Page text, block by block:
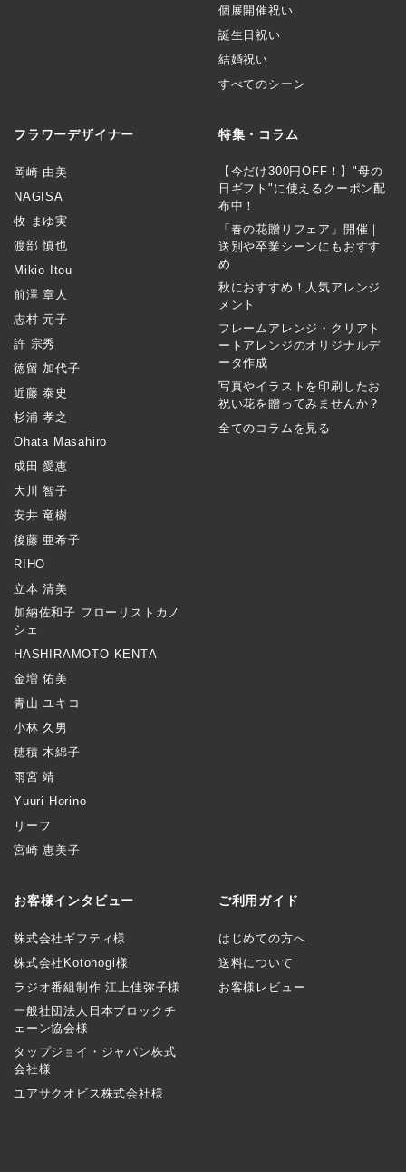
個展開催祝い
誕生日祝い
結婚祝い
すべてのシーン
フラワーデザイナー
岡崎 由美
NAGISA
牧 まゆ実
渡部 慎也
Mikio Itou
前澤 章人
志村 元子
許 宗秀
徳留 加代子
近藤 泰史
杉浦 孝之
Ohata Masahiro
成田 愛恵
大川 智子
安井 竜樹
後藤 亜希子
RIHO
立本 清美
加納佐和子 フローリストカノ
シェ
HASHIRAMOTO KENTA
金増 佑美
青山 ユキコ
小林 久男
穂積 木綿子
雨宮 靖
Yuuri Horino
リーフ
宮崎 恵美子
特集・コラム
【今だけ300円OFF！】"母の
日ギフト"に使えるクーポン配
布中！
「春の花贈りフェア」開催｜
送別や卒業シーンにもおすす
め
秋におすすめ！人気アレンジ
メント
フレームアレンジ・クリアト
ートアレンジのオリジナルデ
ータ作成
写真やイラストを印刷したお
祝い花を贈ってみませんか？
全てのコラムを見る
お客様インタビュー
株式会社ギフティ様
株式会社Kotohogi様
ラジオ番組制作 江上佳弥子様
一般社団法人日本ブロックチ
ェーン協会様
タップジョイ・ジャパン株式
会社様
ユアサクオビス株式会社様
ご利用ガイド
はじめての方へ
送料について
お客様レビュー